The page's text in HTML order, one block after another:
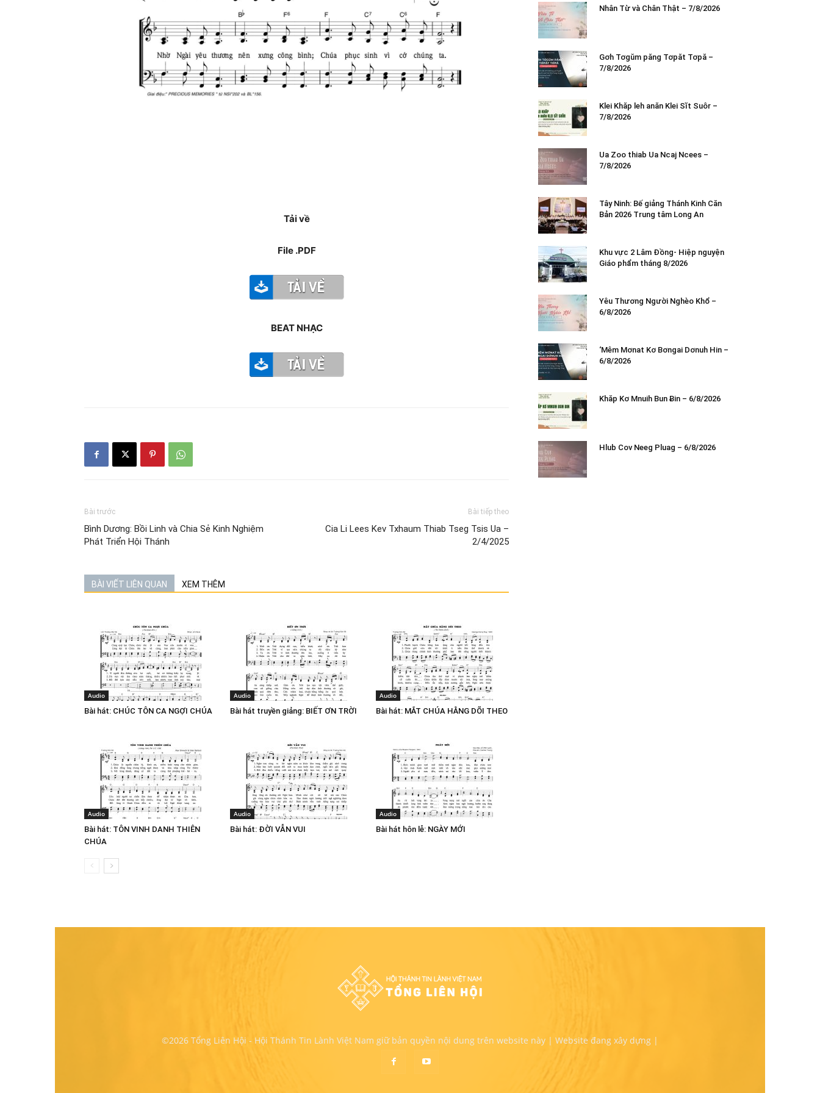
Tải về
File .PDF
BEAT NHẠC
Bài trước
Bình Dương: Bồi Linh và Chia Sẻ Kinh Nghiệm
Phát Triển Hội Thánh
Bài tiếp theo
Cia Li Lees Kev Txhaum Thiab Tseg Tsis Ua –
2/4/2025
BÀI VIẾT LIÊN QUAN XEM THÊM
Audio
Bài hát: CHÚC TÔN CA NGỢI CHÚA
Audio
Bài hát truyền giảng: BIẾT ƠN TRỜI
Audio
Bài hát: MẮT CHÚA HẰNG DÕI THEO
Audio
Bài hát: TÔN VINH DANH THIÊN
CHÚA
Audio
Bài hát: ĐỜI VẪN VUI
Audio
Bài hát hôn lễ: NGÀY MỚI
Nhân Từ và Chân Thật – 7/8/2026
Gơh Tơgŭm păng Tơpăt Tơpă –
7/8/2026
Klei Khăp leh anăn Klei Sĭt Suôr –
7/8/2026
Ua Zoo thiab Ua Ncaj Ncees –
7/8/2026
Tây Ninh: Bế giảng Thánh Kinh Căn
Bản 2026 Trung tâm Long An
Khu vực 2 Lâm Đồng- Hiệp nguyện
Giáo phẩm tháng 8/2026
Yêu Thương Người Nghèo Khổ –
6/8/2026
‘Mêm Mơnat Kơ Bơngai Dơnuh Hin –
6/8/2026
Khăp Kơ Mnuih Bun Ƀin – 6/8/2026
Hlub Cov Neeg Pluag – 6/8/2026
©2026 Tổng Liên Hội - Hội Thánh Tin Lành Việt Nam giữ bản quyền nội dung trên website này | Website đang xây dựng |